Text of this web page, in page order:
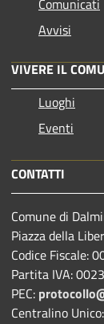
Comunicati
Avvisi
VIVERE IL
Luoghi
Eventi
CONTATTI
Comune di
Piazza della
Codice Fiscale:
Partita IVA:
PEC:
Centralino